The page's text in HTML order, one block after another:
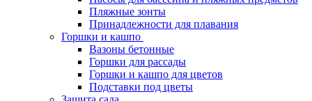
Пляжные зонты
Принадлежности для плавания
Горшки и кашпо
Вазоны бетонные
Горшки для рассады
Горшки и кашпо для цветов
Подставки под цветы